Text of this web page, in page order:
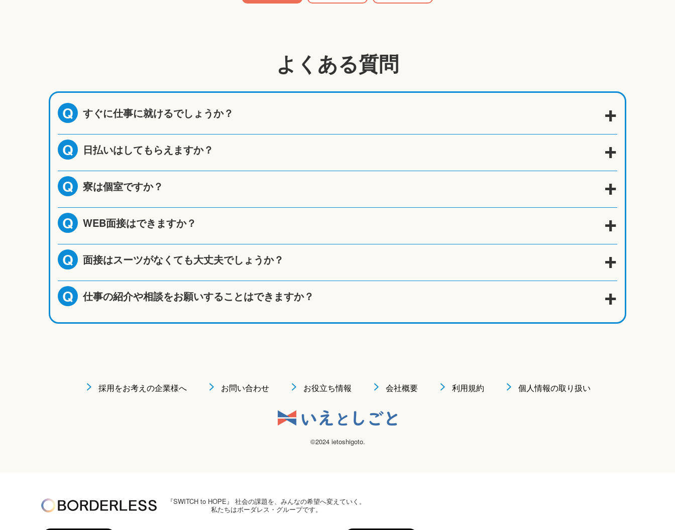
よくある質問
Q すぐに仕事に就けるでしょうか？
Q 日払いはしてもらえますか？
Q 寮は個室ですか？
Q WEB面接はできますか？
Q 面接はスーツがなくても大丈夫でしょうか？
Q 仕事の紹介や相談をお願いすることはできますか？
採用をお考えの企業様へ お問い合わせ お役立ち情報 会社概要 利用規約 個人情報の取り扱い
©2024 ietoshigoto.
『SWITCH to HOPE』 社会の課題を、みんなの希望へ変えていく。
私たちはボーダレス・グループです。